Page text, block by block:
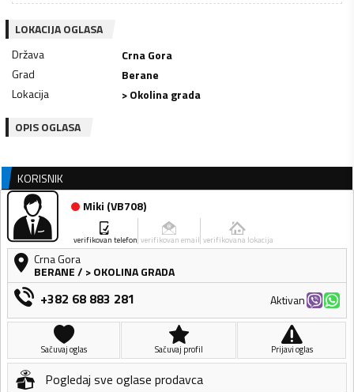
LOKACIJA OGLASA
Država
Crna Gora
Grad
Berane
Lokacija
> Okolina grada
OPIS OGLASA
KORISNIK
Miki (VB708)
verifikovan telefon verifikovan email verifikovana lokacija
Crna Gora
BERANE/ > OKOLINA GRADA
+382 68 883 281 Aktivan
Sačuvaj oglas Sačuvaj profil Prijavi oglas
Pogledaj sve oglase prodavca